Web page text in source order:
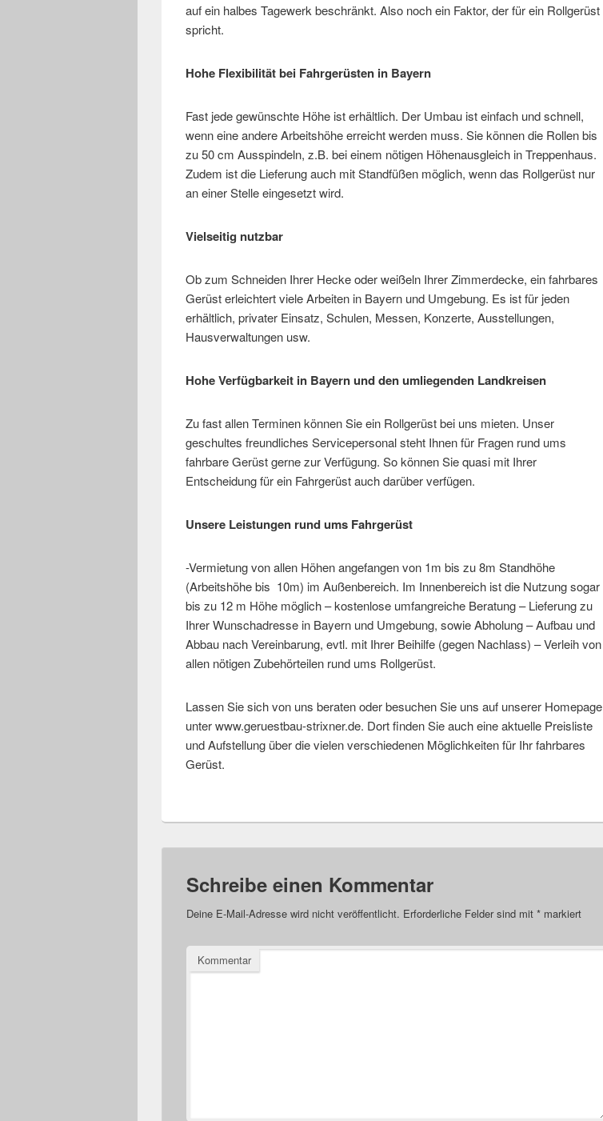
auf ein halbes Tagewerk beschränkt. Also noch ein Faktor, der für ein Rollgerüst
spricht.
Hohe Flexibilität bei Fahrgerüsten in Bayern
Fast jede gewünschte Höhe ist erhältlich. Der Umbau ist einfach und schnell,
wenn eine andere Arbeitshöhe erreicht werden muss. Sie können die Rollen bis
zu 50 cm Ausspindeln, z.B. bei einem nötigen Höhenausgleich in Treppenhaus.
Zudem ist die Lieferung auch mit Standfüßen möglich, wenn das Rollgerüst nur
an einer Stelle eingesetzt wird.
Vielseitig nutzbar
Ob zum Schneiden Ihrer Hecke oder weißeln Ihrer Zimmerdecke, ein fahrbares
Gerüst erleichtert viele Arbeiten in Bayern und Umgebung. Es ist für jeden
erhältlich, privater Einsatz, Schulen, Messen, Konzerte, Ausstellungen,
Hausverwaltungen usw.
Hohe Verfügbarkeit in Bayern und den umliegenden Landkreisen
Zu fast allen Terminen können Sie ein Rollgerüst bei uns mieten. Unser
geschultes freundliches Servicepersonal steht Ihnen für Fragen rund ums
fahrbare Gerüst gerne zur Verfügung. So können Sie quasi mit Ihrer
Entscheidung für ein Fahrgerüst auch darüber verfügen.
Unsere Leistungen rund ums Fahrgerüst
-Vermietung von allen Höhen angefangen von 1m bis zu 8m Standhöhe
(Arbeitshöhe bis 10m) im Außenbereich. Im Innenbereich ist die Nutzung sogar
bis zu 12 m Höhe möglich – kostenlose umfangreiche Beratung – Lieferung zu
Ihrer Wunschadresse in Bayern und Umgebung, sowie Abholung – Aufbau und
Abbau nach Vereinbarung, evtl. mit Ihrer Beihilfe (gegen Nachlass) – Verleih von
allen nötigen Zubehörteilen rund ums Rollgerüst.
Lassen Sie sich von uns beraten oder besuchen Sie uns auf unserer Homepage
unter www.geruestbau-strixner.de. Dort finden Sie auch eine aktuelle Preisliste
und Aufstellung über die vielen verschiedenen Möglichkeiten für Ihr fahrbares
Gerüst.
Schreibe einen Kommentar
Deine E-Mail-Adresse wird nicht veröffentlicht. Erforderliche Felder sind mit * markiert
Kommentar